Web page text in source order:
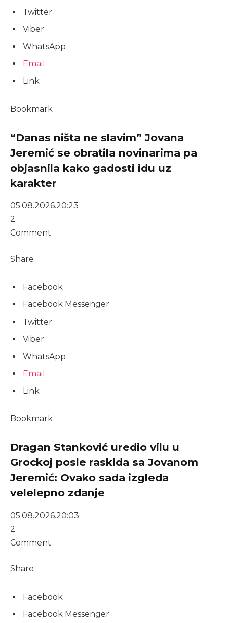
Twitter
Viber
WhatsApp
Email
Link
Bookmark
“Danas ništa ne slavim” Jovana
Jeremić se obratila novinarima pa
objasnila kako gadosti idu uz
karakter
05.08.2026.20:23
2
Comment
Share
Facebook
Facebook Messenger
Twitter
Viber
WhatsApp
Email
Link
Bookmark
Dragan Stanković uredio vilu u
Grockoj posle raskida sa Jovanom
Jeremić: Ovako sada izgleda
velelepno zdanje
05.08.2026.20:03
2
Comment
Share
Facebook
Facebook Messenger